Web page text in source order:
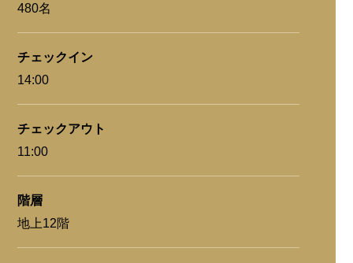
480名
チェックイン
14:00
チェックアウト
11:00
階層
地上12階